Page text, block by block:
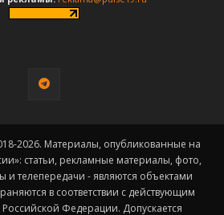
2026. Материалы, опубликованные на
статьи, рекламные материалы, фото,
и телепередачи - являются объектами
в соответствии с действующим
Российской Федерации. Допускается